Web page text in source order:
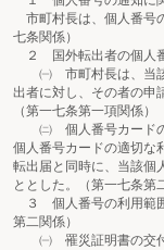
市町村長は、個人番号
七条関係）
２ 国外転出者の個人
㈠ 市町村長は、当該
出者に対し、その者の申
（第一七条第一項関係）
㈡ 個人番号カードの
個人番号カードの適切な
転出届と同時に、当該個
ととした。（第一七条第
３ 個人番号の利用範
第二関係）
㈠ 罹災証明書の交付